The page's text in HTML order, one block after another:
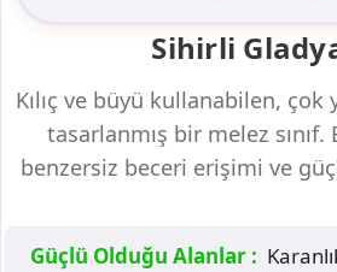
Sihirli
Kılıç ve büyü kullanabilen, çok
tasarlanmış bir melez sınıf.
benzersiz beceri erişimi ve
Güçlü Olduğu Alanlar :